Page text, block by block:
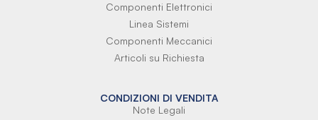
Componenti Elettronici
Linea Sistemi
Componenti Meccanici
Articoli su Richiesta
CONDIZIONI DI VENDITA
Note Legali